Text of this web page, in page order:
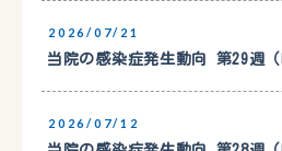
2026/07/21
当院の感染症発生動向 第29週
2026/07/12